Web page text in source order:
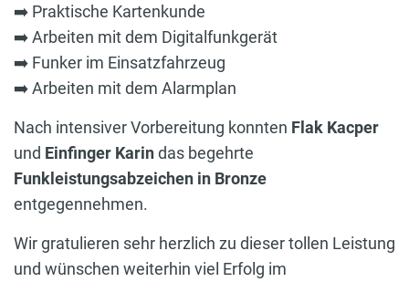
➡️ Praktische Kartenkunde
➡️ Arbeiten mit dem Digitalfunkgerät
➡️ Funker im Einsatzfahrzeug
➡️ Arbeiten mit dem Alarmplan
Nach intensiver Vorbereitung konnten Flak Kacper
und Einfinger Karindas begehrte
Funkleistungsabzeichen in Bronze
entgegennehmen.
Wir gratulieren sehr herzlich zu dieser tollen Leistung
und wünschen weiterhin viel Erfolg im